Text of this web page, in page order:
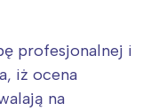
profesjonalnej i
iż ocena
na